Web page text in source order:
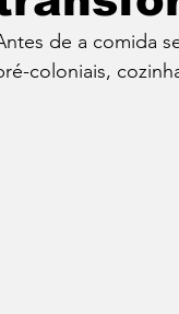
de a comida
coloniais,